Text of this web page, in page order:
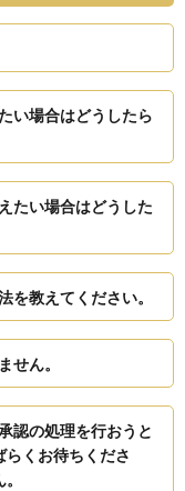
い場合はどうしたら
たい場合はどうした
を教えてください。
せん。
認の処理を行おうと
くお待ちくださ